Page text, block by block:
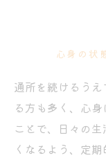
心身の状
通所を続けるう
る方も多く、心
ことで、日々の
くなるよう、定